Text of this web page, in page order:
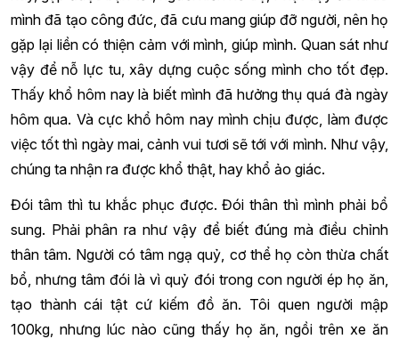
mình đã tạo công đức, đã cưu mang giúp đỡ người, nên họ
gặp lại liền có thiện cảm với mình, giúp mình. Quan sát như
vậy để nỗ lực tu, xây dựng cuộc sống mình cho tốt đẹp.
Thấy khổ hôm nay là biết mình đã hưởng thụ quá đà ngày
hôm qua. Và cực khổ hôm nay mình chịu được, làm được
việc tốt thì ngày mai, cảnh vui tươi sẽ tới với mình. Như vậy,
chúng ta nhận ra được khổ thật, hay khổ ảo giác.
Đói tâm thì tu khắc phục được. Đói thân thì mình phải bổ
sung. Phải phân ra như vậy để biết đúng mà điều chỉnh
thân tâm. Người có tâm ngạ quỷ, cơ thể họ còn thừa chất
bổ, nhưng tâm đói là vì quỷ đói trong con người ép họ ăn,
tạo thành cái tật cứ kiếm đồ ăn. Tôi quen người mập
100kg, nhưng lúc nào cũng thấy họ ăn, ngồi trên xe ăn